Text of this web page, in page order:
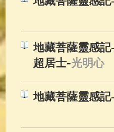
地藏菩薩靈感
超居士-光明心
地藏菩薩靈感